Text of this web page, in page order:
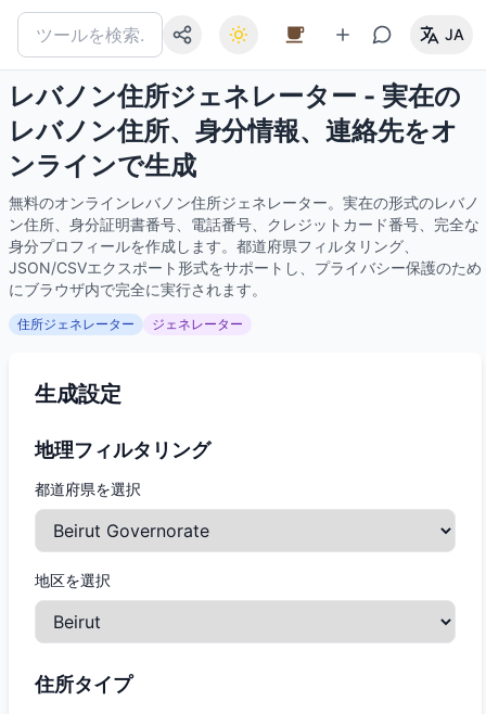
JA
レバノン住所ジェネレーター - 実在の
レバノン住所、身分情報、連絡先をオ
ンラインで生成
無料のオンラインレバノン住所ジェネレーター。実在の形式のレバノ
ン住所、身分証明書番号、電話番号、クレジットカード番号、完全な
身分プロフィールを作成します。都道府県フィルタリング、
JSON/CSVエクスポート形式をサポートし、プライバシー保護のため
にブラウザ内で完全に実行されます。
住所ジェネレーター ジェネレーター
生成設定
地理フィルタリング
都道府県を選択
地区を選択
住所タイプ